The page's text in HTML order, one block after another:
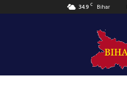
34.9 C Bihar